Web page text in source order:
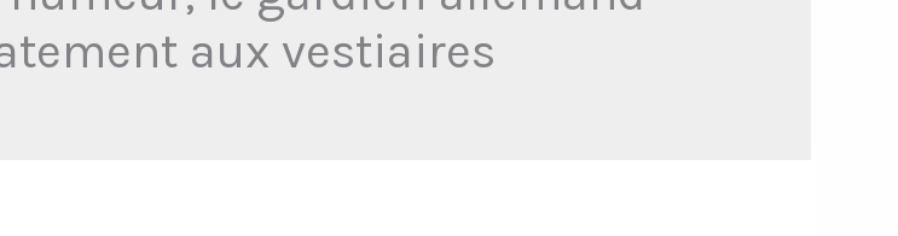
aux vestiaires